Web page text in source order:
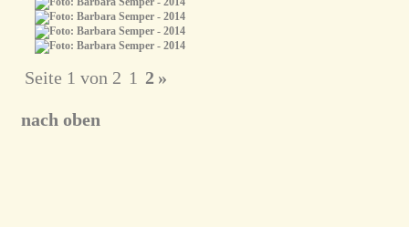
Seite 1 von 2 1 2 »
nach oben